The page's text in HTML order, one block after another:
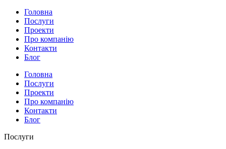
Головна
Послуги
Проекти
Про компанію
Контакти
Блог
Головна
Послуги
Проекти
Про компанію
Контакти
Блог
Послуги